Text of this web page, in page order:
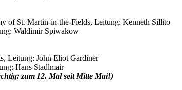
of St. Martin-in-the-Fields, Leitung: Kenneth Sillito
Waldimir Spiwakow
Leitung: John Eliot Gardiner
Hans Stadlmair
zum 12. Mal seit Mitte Mai!)